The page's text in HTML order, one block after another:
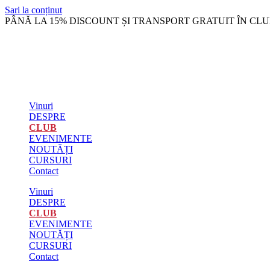
Sari la conținut
PÂNĂ LA 15% DISCOUNT ȘI TRANSPORT GRATUIT ÎN
Vinuri
DESPRE
CLUB
EVENIMENTE
NOUTĂȚI
CURSURI
Contact
Vinuri
DESPRE
CLUB
EVENIMENTE
NOUTĂȚI
CURSURI
Contact